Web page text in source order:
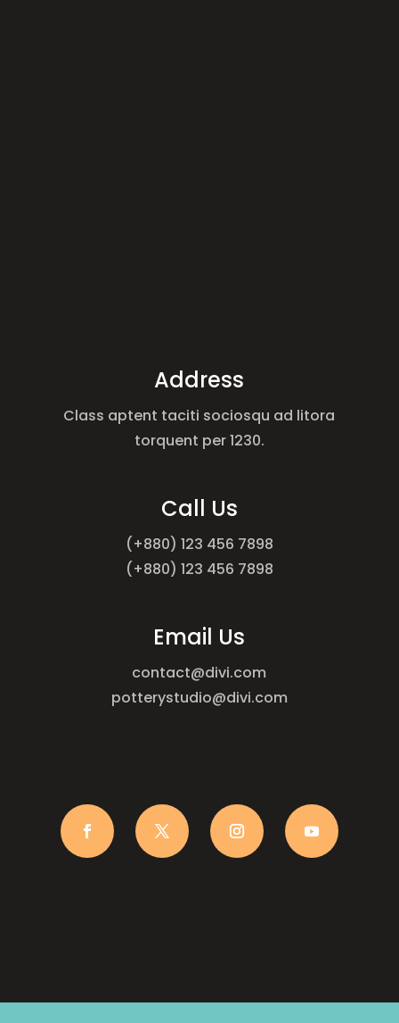
Address
Class aptent taciti sociosqu ad litora
torquent per 1230.
Call Us
(+880) 123 456 7898
(+880) 123 456 7898
Email Us
contact@divi.com
potterystudio@divi.com